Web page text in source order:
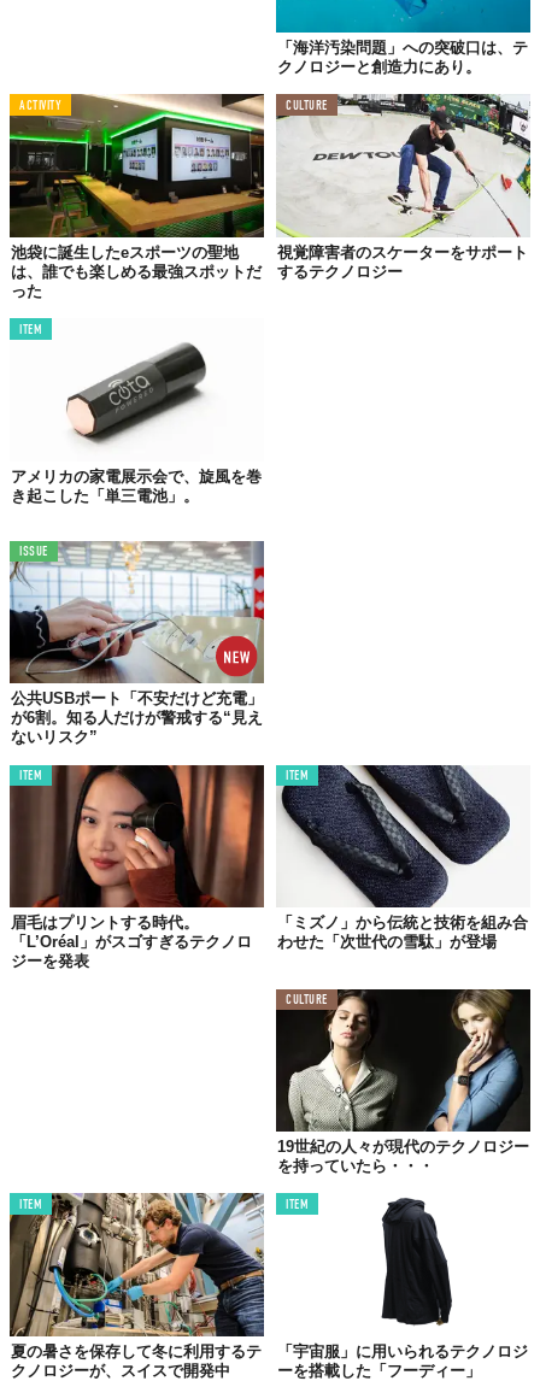
Google Japan / YouTube
最新技術が導く
視覚障がい者も楽しめる新スポーツ
Googleの最新技術を活用
し、視覚に障がいがある人も、そうでない人も、
同じフィールド
された、まったく新しいスポーツの
Project Guideline 30m/50m走
」では、ランナーの
腰に装着したスマートフォンが、地面に引かれたラインの色を認
識し、コースから外れないように音声で誘導する。視覚情報がな
くても、音声ガイドに従って全力疾走する姿は、まさにテクノロ
ジーとスポーツの融合だ。
また、「Project Guideline 親子対決
」では、アイマスクをした
親と、視覚に障がいのある/ない子どもが、30m走のタイムを競い
合う。日頃、子どもに「目をつぶって歩くのは危ない」と教える
立場の親が、逆の立場を体験することで、子どもの世界への理解
「海洋汚染問題」への突破口は、テ
クノロジーと創造力にあり。
ACTIVITY
池袋に誕生したeスポーツの聖地
は、誰でも楽しめる最強スポットだ
った
CULTURE
視覚障害者のスケーターをサポート
するテクノロジー
ITEM
アメリカの家電展示会で、旋風を巻
き起こした「単三電池」。
ISSUE
公共USBポート「不安だけど充電」
が6割。知る人だけが警戒する“見え
ないリスク”
ITEM
眉毛はプリントする時代。
「L’Oréal」がスゴすぎるテクノロ
ジーを発表
ITEM
「ミズノ」から伝統と技術を組み合
わせた「次世代の雪駄」が登場
CULTURE
19世紀の人々が現代のテクノロジー
を持っていたら・・・
ITEM
夏の暑さを保存して冬に利用するテ
クノロジーが、スイスで開発中
ITEM
「宇宙服」に用いられるテクノロジ
ーを搭載した「フーディー」